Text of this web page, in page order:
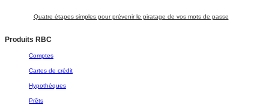
Quatre étapes simples pour prévenir le piratage de vos mots de passe
Produits RBC
Comptes
Cartes de crédit
Hypothèques
Prêts